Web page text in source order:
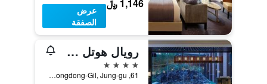
1,146 ﷼
عرض
الصفقة
رويال هوتل سيول ميونغدونج
4 نجوم
61, Myeongdong-Gil, Jung-gu, سيول, كوريا الجنوبية